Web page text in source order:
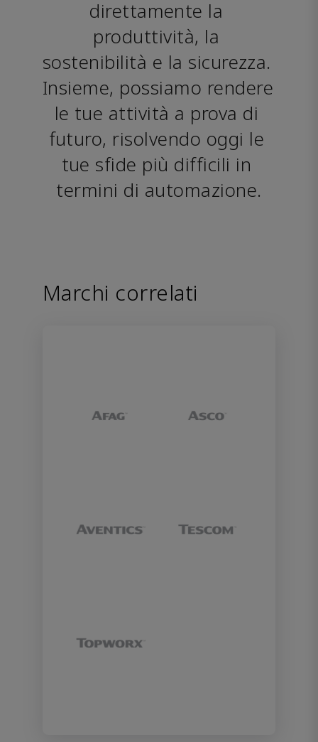
direttamente la
produttività, la
sostenibilità e la sicurezza.
Insieme, possiamo rendere
le tue attività a prova di
futuro, risolvendo oggi le
tue sfide più difficili in
termini di automazione.
Marchi correlati